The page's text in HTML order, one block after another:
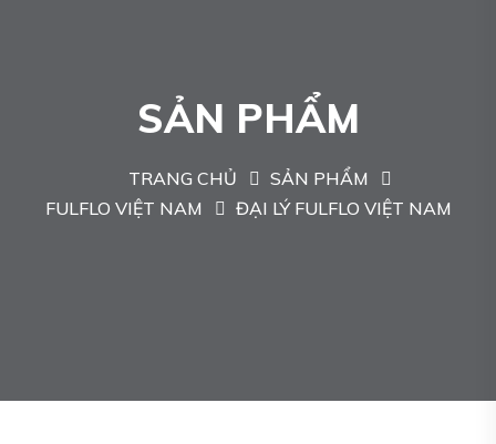
SẢN PHẨM
TRANG CHỦ
SẢN PHẨM
FULFLO VIỆT NAM
ĐẠI LÝ FULFLO VIỆT NAM